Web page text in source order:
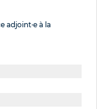
adjoint·e à la